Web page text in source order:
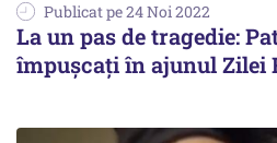
Publicat pe 24 Noi 2022
La un pas de tragedie:
împuşcaţi în ajunul Zilei